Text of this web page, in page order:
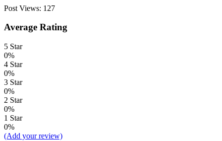
Post Views: 127
Average Rating
5 Star
0%
4 Star
0%
3 Star
0%
2 Star
0%
1 Star
0%
(Add your review)